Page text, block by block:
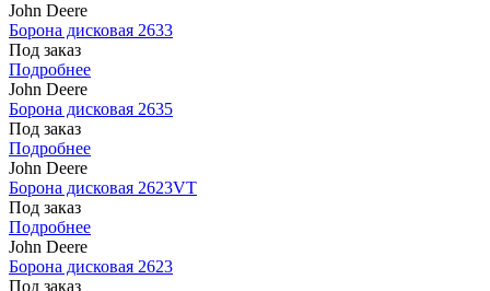
John Deere
Борона дисковая 2633
Под заказ
Подробнее
John Deere
Борона дисковая 2635
Под заказ
Подробнее
John Deere
Борона дисковая 2623VT
Под заказ
Подробнее
John Deere
Борона дисковая 2623
Под заказ